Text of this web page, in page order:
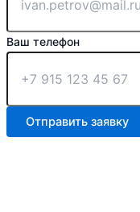
Ваш телефон
Отправить заявку